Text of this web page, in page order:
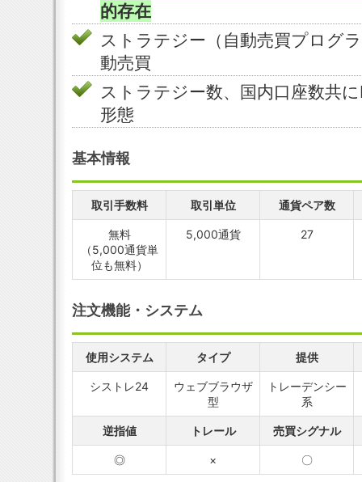
的存在
ストラテジー（自動売買プログ
動売買
ストラテジー数、国内口座数共
形態
基本情報
取引手数料 取引単位 通貨ペア数
無料
（5,000通貨単
位も無料）
5,000通貨 27
注文機能・システム
使用システム タイプ 提供
シストレ24
ウェブブラウザ
型
トレーデンシー
系
逆指値 トレール 売買シグナル
◎ × 〇